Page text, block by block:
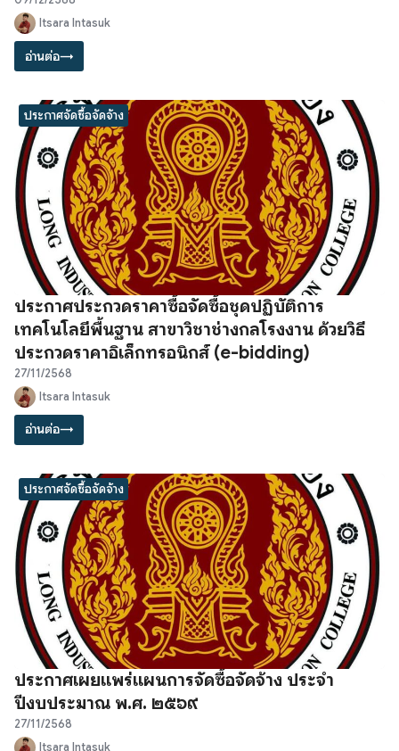
Itsara Intasuk
อ่านต่อ→
ประกาศจัดซื้อจัดจ้าง
ประกาศประกวดราคาซื้อจัดซื้อชุดปฏิบัติการ
เทคโนโลยีพื้นฐาน สาขาวิชาช่างกลโรงงาน ด้วยวิธี
ประกวดราคาอิเล็กทรอนิกส์ (e-bidding)
27/11/2568
Itsara Intasuk
อ่านต่อ→
ประกาศจัดซื้อจัดจ้าง
ประกาศเผยแพร่แผนการจัดซื้อจัดจ้าง ประจำ
ปีงบประมาณ พ.ศ. ๒๕๖๙
27/11/2568
Itsara Intasuk